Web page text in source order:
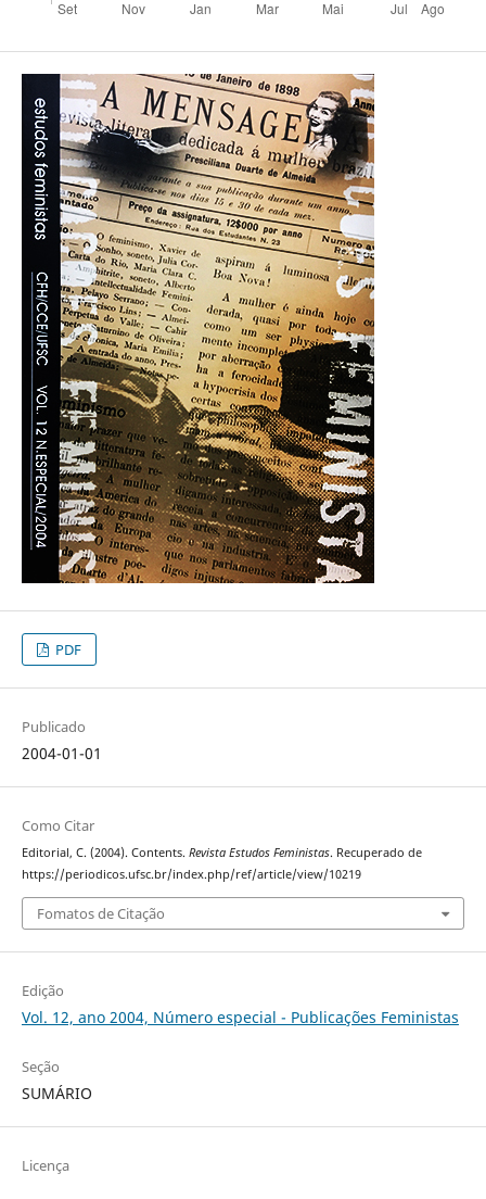
PDF
Publicado
2004-01-01
Como Citar
Editorial, C. (2004). Contents. Revista Estudos Feministas. Recuperado de
https://periodicos.ufsc.br/index.php/ref/article/view/10219
Fomatos de Citação
Edição
Vol. 12, ano 2004, Número especial - Publicações Feministas
Seção
SUMÁRIO
Licença